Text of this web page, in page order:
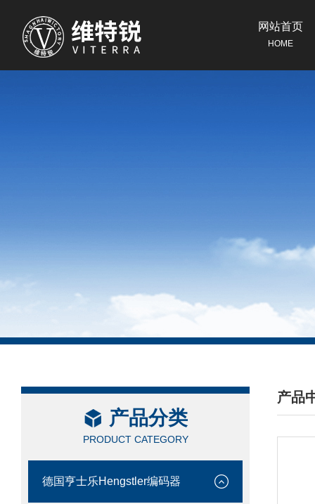
网站首页
HOME
产品分类
PRODUCT CATEGORY
德国亨士乐Hengstler编码器
产品
/